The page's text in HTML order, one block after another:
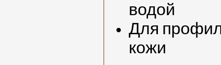
водой
Для
кожи